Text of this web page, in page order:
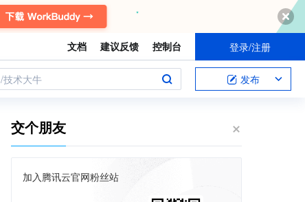
文档 建议反馈 控制台 登录/注册
术大牛 发布
交个朋友
加入腾讯云官网粉丝站